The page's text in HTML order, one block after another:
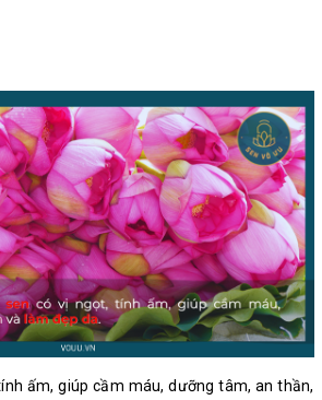
ấm, giúp cầm máu, dưỡng tâm, an thần,